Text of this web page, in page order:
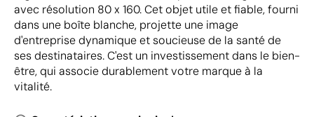
avec résolution 80 x 160. Cet objet utile et fiable, fourni
dans une boîte blanche, projette une image
d'entreprise dynamique et soucieuse de la santé de
ses destinataires. C'est un investissement dans le bien-
être, qui associe durablement votre marque à la
vitalité.